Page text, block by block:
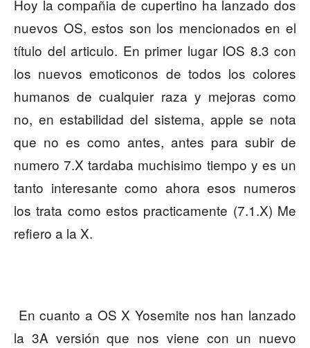
Hoy la compañia de cupertino ha lanzado dos
nuevos OS, estos son los mencionados en el
título del articulo. En primer lugar IOS 8.3 con
los nuevos emoticonos de todos los colores
humanos de cualquier raza y mejoras como
no, en estabilidad del sistema, apple se nota
que no es como antes, antes para subir de
numero 7.X tardaba muchisimo tiempo y es un
tanto interesante como ahora esos numeros
los trata como estos practicamente (7.1.X) Me
refiero a la X.
En cuanto a OS X Yosemite nos han lanzado
la 3A versión que nos viene con un nuevo